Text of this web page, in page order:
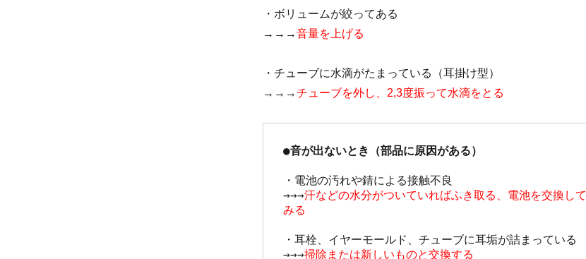
・ボリュームが絞ってある
→→→音量を上げる
・チューブに水滴がたまっている（耳掛け型）
→→→チューブを外し、2,3度振って水滴をとる
・電池の汚れや錆による接触不良
→→→汗などの水分がついていればふき取る、電池を交換して
みる
・耳栓、イヤーモールド、チューブに耳垢が詰まっている
→→→掃除または新しいものと交換する